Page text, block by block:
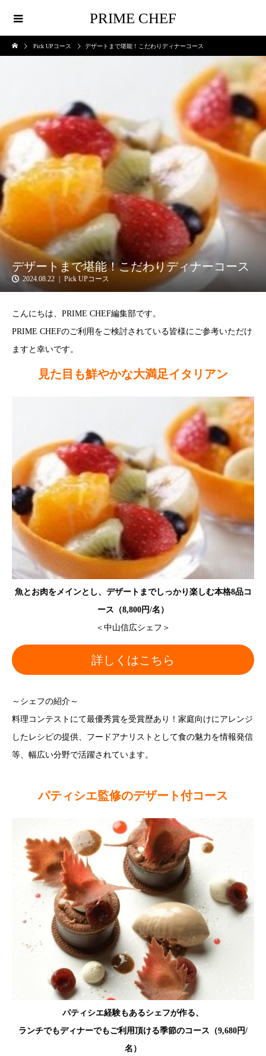
PRIME CHEF
Pick UPコース デザートまで堪能！こだわりディナーコース
デザートまで堪能！こだわりディナーコース
2024.08.22 Pick UPコース
こんにちは、PRIME CHEF編集部です。
PRIME CHEFのご利用をご検討されている皆様にご参考いただけ
ますと幸いです。
見た目も鮮やかな大満足イタリアン
魚とお肉をメインとし、デザートまでしっかり楽しむ本格8品コ
ース（8,800円/名）
＜中山信広シェフ＞
詳しくはこちら
～シェフの紹介～
料理コンテストにて最優秀賞を受賞歴あり！家庭向けにアレンジ
したレシピの提供、フードアナリストとして食の魅力を情報発信
等、幅広い分野で活躍されています。
パティシエ監修のデザート付コース
パティシエ経験もあるシェフが作る、
ランチでもディナーでもご利用頂ける季節のコース（9,680円/
名）